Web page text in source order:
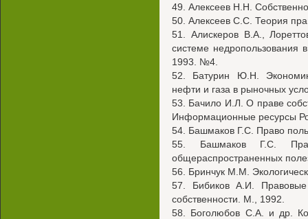
49. Алексеев Н.Н.
50. Алексеев С.С. Теория
51. Алискеров В.А.,
системе
1993. №4.
52. Батурин Ю.Н.
нефти и газа в рыночных
53. Бачило И.Л. О праве
Информационные ресурсы
54. Башмаков Г.С. Право
55. Башмаков Г.С.
общераспространенных
56. Бринчук М.М.
57. Бибиков А.И. Правовые
собственности. М., 1992.
58. Боголюбов С.А. и др.